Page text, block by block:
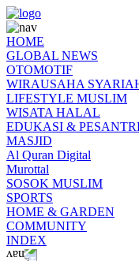
HOME
GLOBAL NEWS
OTOMOTIF
WIRAUSAHA
LIFESTYLE MUSLIM
WISATA HALAL
EDUKASI &
MASJID
Al Quran Digital
Murottal
SOSOK MUSLIM
SPORTS
HOME & GARDEN
COMMUNITY
INDEX